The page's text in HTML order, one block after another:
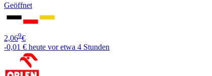
Geöffnet
2,069€
-0,01 € heute vor etwa 4 Stunden